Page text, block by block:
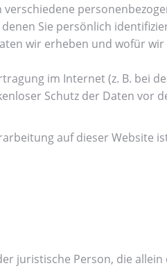
Sie persönlich
wir erheben und wofür
im Internet (z. B. bei
Schutz der Daten vor
auf dieser Website
juristische Person, die